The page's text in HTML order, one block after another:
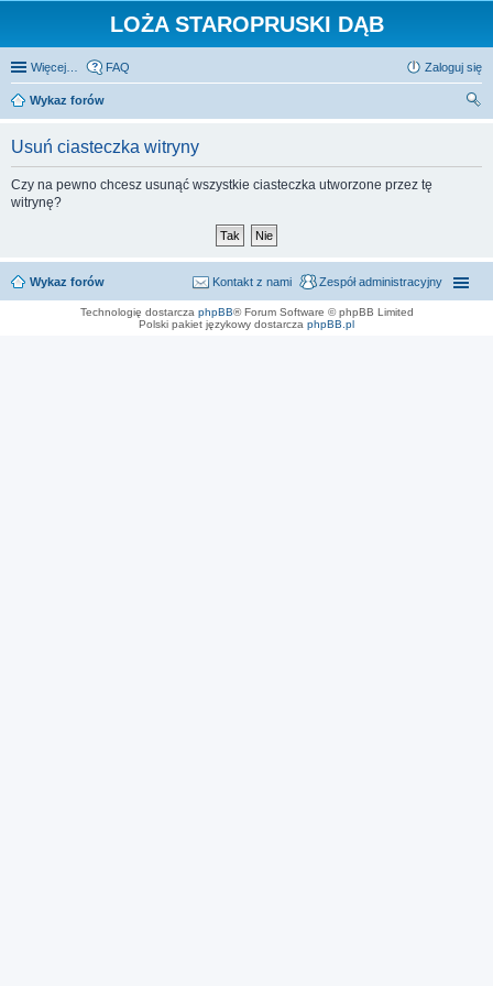
LOŻA STAROPRUSKI DĄB
Więcej… FAQ Zaloguj się
Wykaz forów
Usuń ciasteczka witryny
Czy na pewno chcesz usunąć wszystkie ciasteczka utworzone przez tę
witrynę?
Wykaz forów Zespół administracyjny
Kontakt z nami
Technologię dostarcza phpBB® Forum Software © phpBB Limited
Polski pakiet językowy dostarcza phpBB.pl